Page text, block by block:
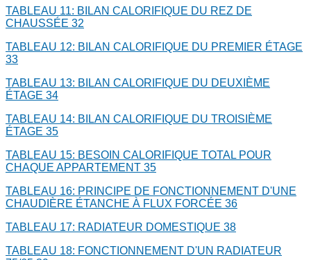
TABLEAU 11: BILAN CALORIFIQUE DU REZ DE
CHAUSSÉE 32
TABLEAU 12: BILAN CALORIFIQUE DU PREMIER ÉTAGE
33
TABLEAU 13: BILAN CALORIFIQUE DU DEUXIÈME
ÉTAGE 34
TABLEAU 14: BILAN CALORIFIQUE DU TROISIÈME
ÉTAGE 35
TABLEAU 15: BESOIN CALORIFIQUE TOTAL POUR
CHAQUE APPARTEMENT 35
TABLEAU 16: PRINCIPE DE FONCTIONNEMENT D'UNE
CHAUDIÈRE ÉTANCHE À FLUX FORCÉE 36
TABLEAU 17: RADIATEUR DOMESTIQUE 38
TABLEAU 18: FONCTIONNEMENT D'UN RADIATEUR